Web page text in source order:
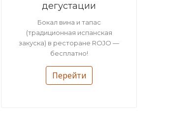
дегустации
Бокал вина и тапас
(традиционная испанская
закуска) в ресторане ROJO —
бесплатно!
Перейти